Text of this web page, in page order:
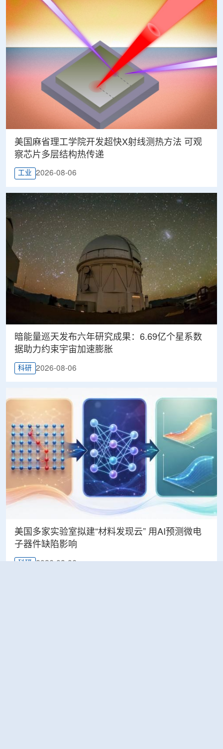
美国麻省理工学院开发超快X射线测热方法 可观
察芯片多层结构热传递
工业 2026-08-06
暗能量巡天发布六年研究成果：6.69亿个星系数
据助力约束宇宙加速膨胀
科研 2026-08-06
美国多家实验室拟建“材料发现云” 用AI预测微电
子器件缺陷影响
科研 2026-08-06